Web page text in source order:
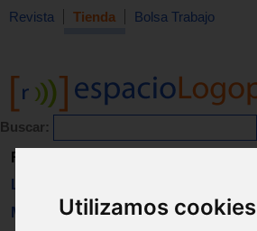
Utilizamos cookies
Revista Tienda Bolsa Trabajo
Buscar:
Revista
Libros
Material